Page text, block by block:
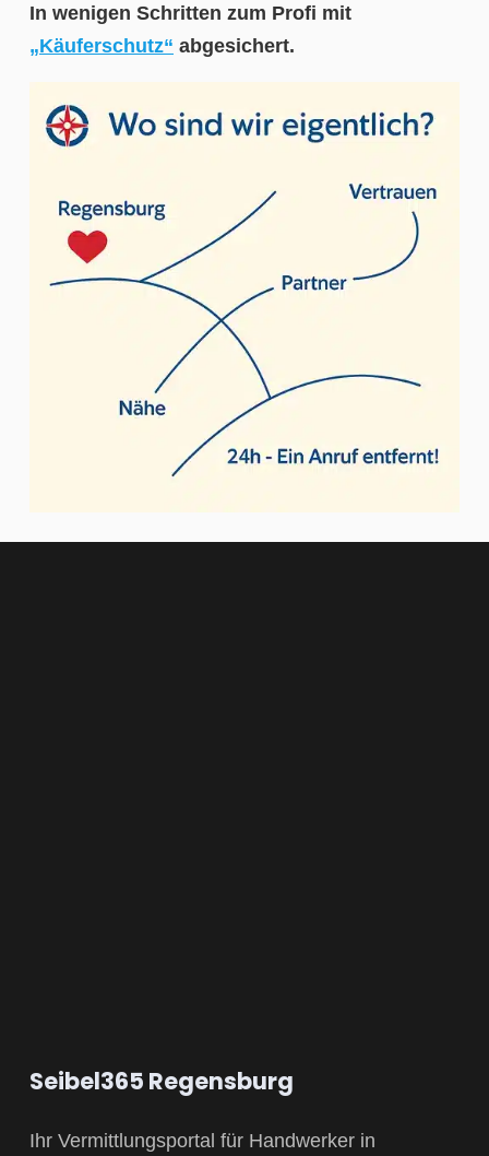
In wenigen Schritten zum Profi mit
„Käuferschutz“ abgesichert.
Seibel365 Regensburg
Ihr Vermittlungsportal für Handwerker in